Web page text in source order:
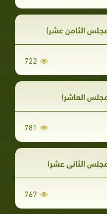
الثامن عشر)
722
العاشر)
781
الثاني عشر)
767